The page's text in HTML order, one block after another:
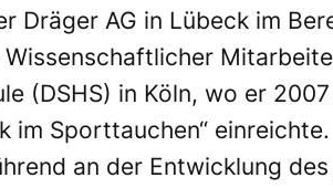
Dräger AG in Lübeck im
(DSHS) in Köln, wo er
im Sporttauchen“ einreichte.
an der Entwicklung